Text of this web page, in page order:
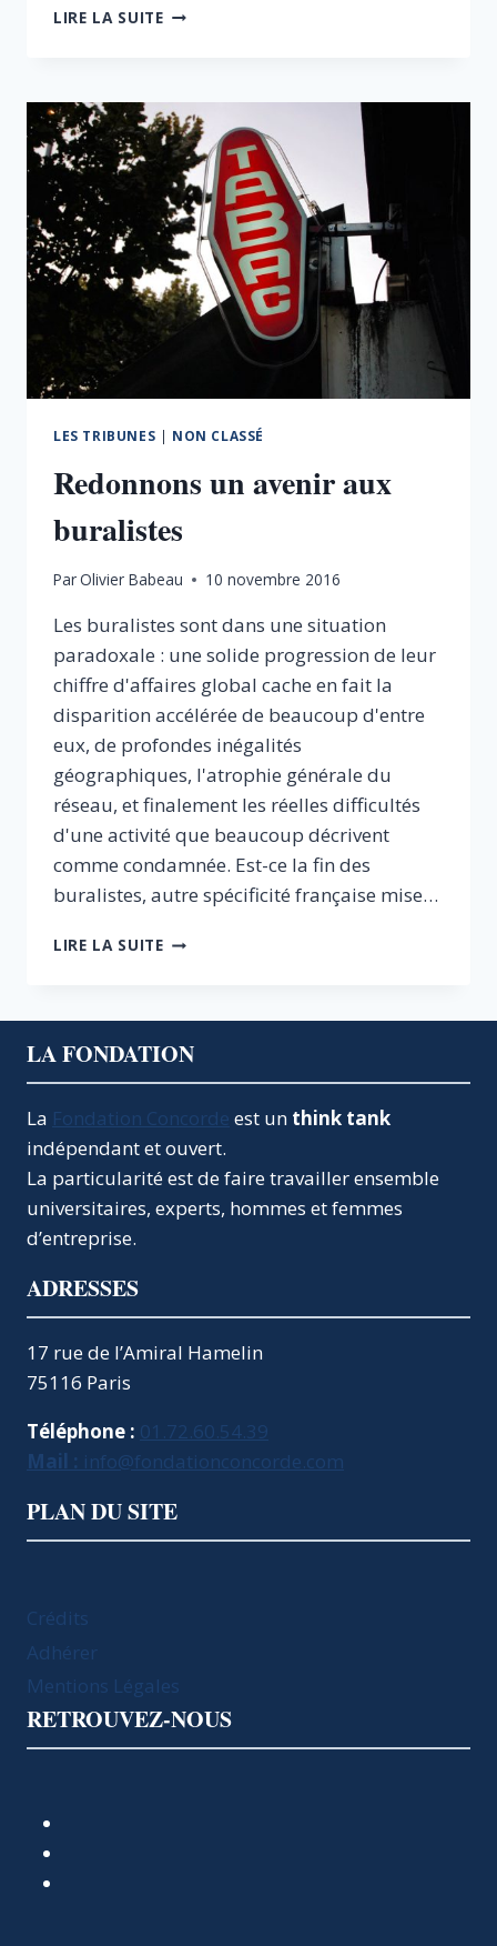
LIRE LA SUITE2017
DE
CHÔMEURS
SUPPLÉMENTAIRES
LES TRIBUNES | NON CLASSÉ
Redonnons un avenir aux
buralistes
ParOlivier Babeau 10 novembre 2016
Les buralistes sont dans une situation
paradoxale : une solide progression de leur
chiffre d'affaires global cache en fait la
disparition accélérée de beaucoup d'entre
eux, de profondes inégalités
géographiques, l'atrophie générale du
réseau, et finalement les réelles difficultés
d'une activité que beaucoup décrivent
comme condamnée. Est-ce la fin des
buralistes, autre spécificité française mise…
LIRE LA SUITEREDONNONS
LA FONDATION
La Fondation Concorde est un think tank
indépendant et ouvert.
La particularité est de faire travailler ensemble
universitaires, experts, hommes et femmes
d’entreprise.
ADRESSES
17 rue de l’Amiral Hamelin
75116 Paris
Téléphone : 01.72.60.54.39
Mail : info@fondationconcorde.com
PLAN DU SITE
Crédits
Adhérer
Mentions Légales
RETROUVEZ-NOUS